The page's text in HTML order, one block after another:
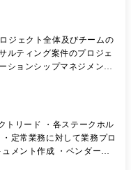
ジェクト全体及びチームの
ルティング案件のプロジェ
ションシップマネジメント
アントとの折衝、進捗管
ンサルティング ネットスー
ジメント支援 ・某メガバン
ける構築・導入・移行プ
トリード ・各ステークホル
定常業務に対して業務プロ
メント作成 ・ベンダー管